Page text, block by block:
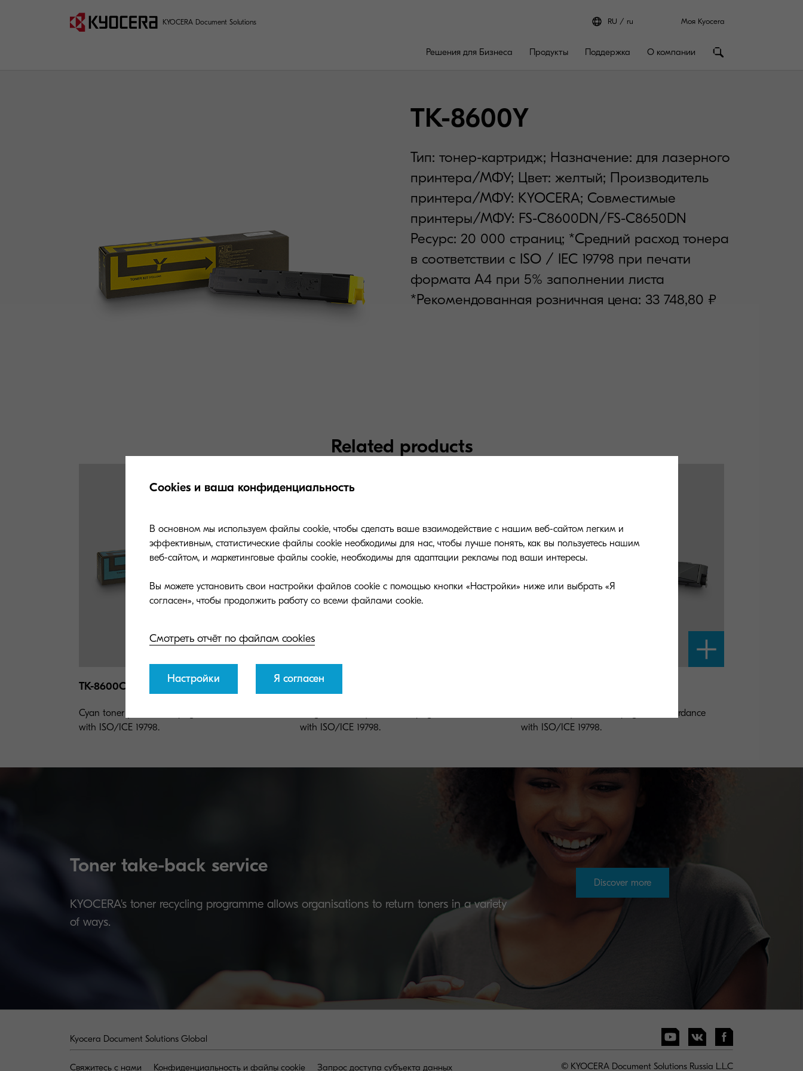
KYOCERA Document Solutions RU ru Моя Kyocera
Решения для Бизнеса Продукты Поддержка О компании
TK-8600Y
Тип: тонер-картридж; Назначение: для лазерного
принтера/МФУ; Цвет: желтый; Производитель
принтера/МФУ: KYOCERA; Совместимые
принтеры/МФУ: FS-C8600DN/FS-C8650DN
Ресурс: 20 000 страниц; *Средний расход тонера
в соответствии с ISO / IEC 19798 при печати
формата А4 при 5% заполнении листа
*Рекомендованная розничная цена: 33 748,80 ₽
Related products
TK-8600C
Cyan toner yield 20,000 pages in accordance
with ISO/ICE 19798.
with ISO/ICE 19798.
Black toner yield 30,000 pages in accordance
with ISO/ICE 19798.
Toner take-back service
KYOCERA's toner recycling programme allows organisations to return toners in a variety
of ways.
Discover more
Kyocera Document Solutions Global
Свяжитесь с нами Конфиденциальность и файлы cookie Запрос доступа субъекта данных © KYOCERA Document Solutions Russia L.L.C
Cookies и ваша конфиденциальность
В основном мы используем файлы cookie, чтобы сделать ваше взаимодействие с нашим веб-сайтом легким и
эффективным, статистические файлы cookie необходимы для нас, чтобы лучше понять, как вы пользуетесь нашим
веб-сайтом, и маркетинговые файлы cookie, необходимы для адаптации рекламы под ваши интересы.
Вы можете установить свои настройки файлов cookie с помощью кнопки «Настройки» ниже или выбрать «Я
согласен», чтобы продолжить работу со всеми файлами cookie.
Смотреть отчёт по файлам cookies
Настройки Я согласен